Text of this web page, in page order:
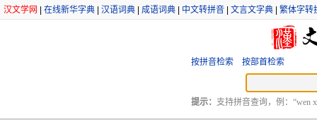
汉文学网 在线新华字典 汉语词典 成语词典 中文转拼音 文言文字典 繁体字转
按拼音检索 按部首检索
提示： 支持拼音查询，例：“wen